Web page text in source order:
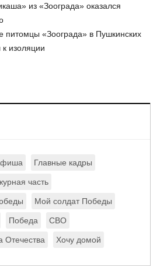
из «Зоограда» оказался
питомцы «Зоограда» в Пушкинских
изоляции
Главные кадры
часть
Мой солдат Победы
Победа СВО
Отечества Хочу домой